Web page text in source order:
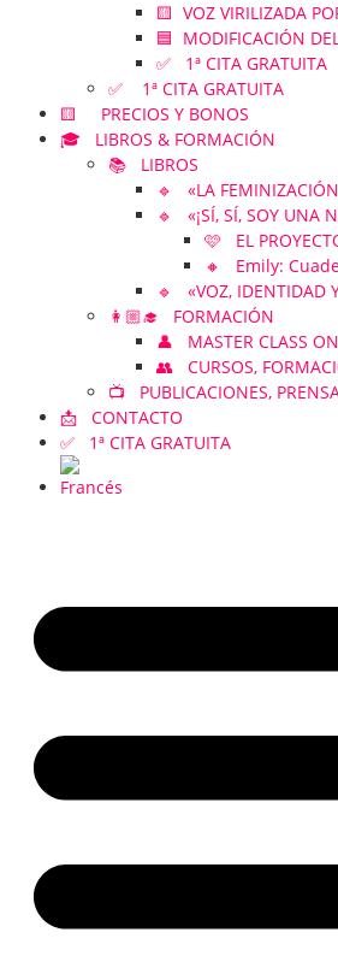
🟨 VOZ VIRILIZADA
🟦 MODIFICACIÓN
✅ 1ª CITA GRATUITA
✅ 1ª CITA GRATUITA
🟨 PRECIOS Y BONOS
🎓 LIBROS & FORMACIÓN
📚 LIBROS
🔹 «LA
🔹 «¡SÍ, SÍ, SOY UNA
🩷 EL
🔸 Emily:
🔹 «VOZ, IDENTIDAD
👩🏼‍🎓 FORMACIÓN
👤 MASTER CLASS
👥 CURSOS,
📺 PUBLICACIONES,
📩 CONTACTO
✅ 1ª CITA GRATUITA